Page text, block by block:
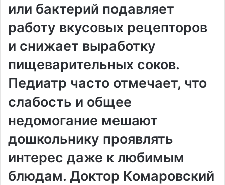
или бактерий подавляет
работу вкусовых рецепторов
и снижает выработку
пищеварительных соков.
Педиатр часто отмечает, что
слабость и общее
недомогание мешают
дошкольнику проявлять
интерес даже к любимым
блюдам. Доктор Комаровский